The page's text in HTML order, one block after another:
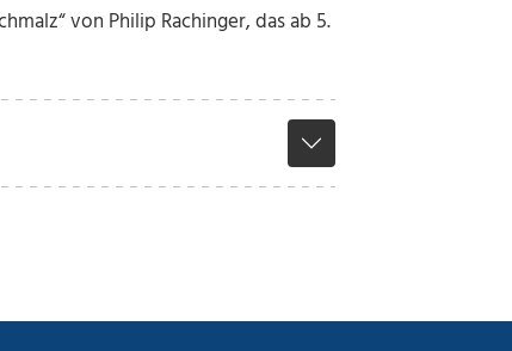
von Philip Rachinger, das ab 5.